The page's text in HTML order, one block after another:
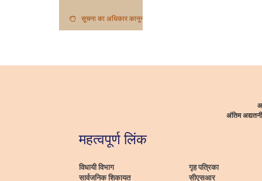
सूचना का अधिकार कानून
अंतिम
महत्वपूर्ण लिंक
विधायी विभाग
सार्वजनिक शिकायत
गृह पत्रिका
सीएसआर